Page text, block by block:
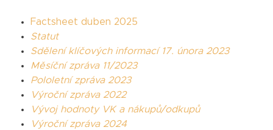
Factsheet duben 2025
Statut
Sdělení klíčových informací 17. února 2023
Měsíční zpráva 11/2023
Pololetní zpráva 2023
Výroční zpráva 2022
Vývoj hodnoty VK a nákupů/odkupů
Výroční zpráva 2024